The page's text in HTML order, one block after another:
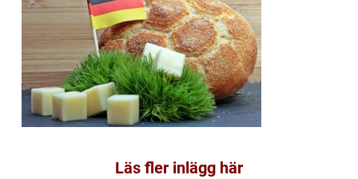
Läs fler inlägg här